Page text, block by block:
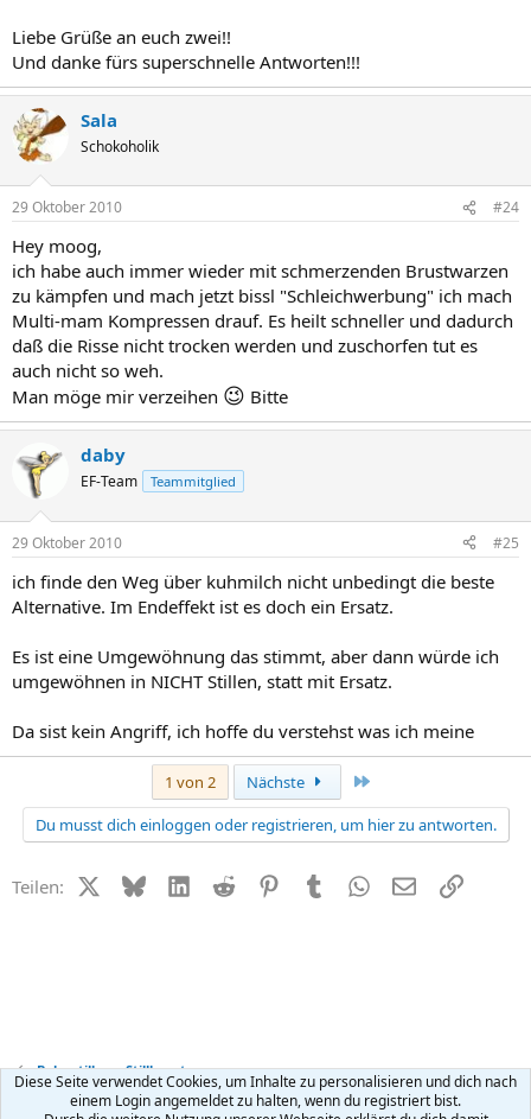
Liebe Grüße an euch zwei!!
Und danke fürs superschnelle Antworten!!!
Sala
Schokoholik
29 Oktober 2010 #24
Hey moog,
ich habe auch immer wieder mit schmerzenden Brustwarzen
zu kämpfen und mach jetzt bissl "Schleichwerbung" ich mach
Multi-mam Kompressen drauf. Es heilt schneller und dadurch
daß die Risse nicht trocken werden und zuschorfen tut es
auch nicht so weh.
Man möge mir verzeihen 😉 Bitte
daby
EF-Team Teammitglied
29 Oktober 2010 #25
ich finde den Weg über kuhmilch nicht unbedingt die beste
Alternative. Im Endeffekt ist es doch ein Ersatz.
Es ist eine Umgewöhnung das stimmt, aber dann würde ich
umgewöhnen in NICHT Stillen, statt mit Ersatz.
Da sist kein Angriff, ich hoffe du verstehst was ich meine
1 von 2 Nächste
Du musst dich einloggen oder registrieren, um hier zu antworten.
Teilen: X (Twitter)
BlueskyLinkedIn
Reddit PinterestTumblr WhatsApp
E-MailLink
Baby stillen + Stillberatung
Diese Seite verwendet Cookies, um Inhalte zu personalisieren und dich nach
einem Login angemeldet zu halten, wenn du registriert bist.